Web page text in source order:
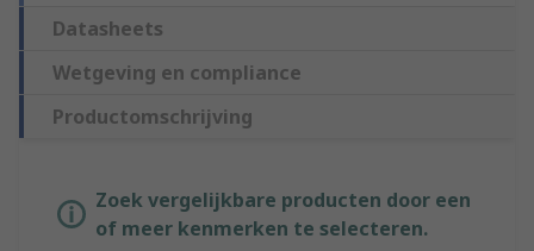
Datasheets
Wetgeving en compliance
Productomschrijving
Zoek vergelijkbare producten door een
of meer kenmerken te selecteren.